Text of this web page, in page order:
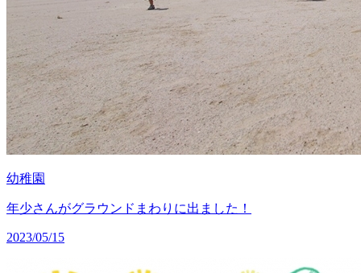
幼稚園
年少さんがグラウンドまわりに出ました！
2023/05/15